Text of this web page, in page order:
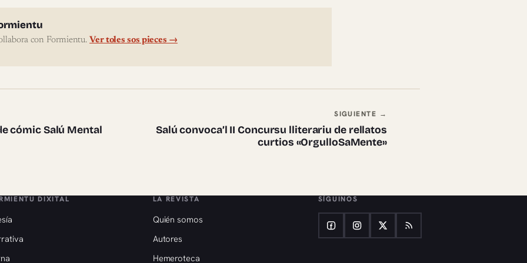
con Formientu. Ver toles sos pieces →
pieces
cómic Salú Mental
SIGUIENTE →
Salú convoca’l II Concursu lliterariu de rellatos
curtios «OrgulloSaMente»
DIXITAL LA REVISTA
Quién somos
Autores
Hemeroteca
SÍGUINOS